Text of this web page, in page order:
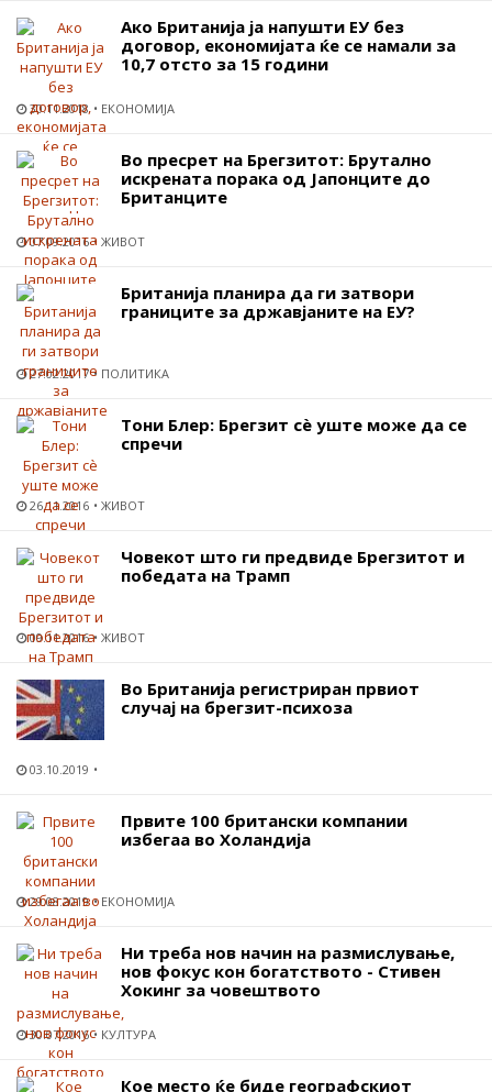
Ако Британија ја напушти ЕУ без
договор, економијата ќе се намали за
10,7 отсто за 15 години
30.11.2018 ЕКОНОМИЈА
Во пресрет на Брегзитот: Брутално
искрената порака од Јапонците до
Британците
07.09.2016 ЖИВОТ
Британија планира да ги затвори
границите за државјаните на ЕУ?
27.02.2017 ПОЛИТИКА
Тони Блер: Брегзит сѐ уште може да се
спречи
26.11.2016 ЖИВОТ
Човекот што ги предвиде Брегзитот и
победата на Трамп
09.11.2016 ЖИВОТ
Во Британија регистриран првиот
случај на брегзит-психоза
03.10.2019
Првите 100 британски компании
избегаа во Холандија
29.08.2019 ЕКОНОМИЈА
Ни треба нов начин на размислување,
нов фокус кон богатството - Стивен
Хокинг за човештвото
30.07.2016 КУЛТУРА
Кое место ќе биде географскиот